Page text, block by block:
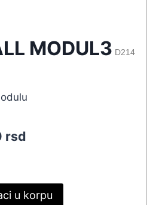
MODUL3 D214
rsd.
rsd
199,00 rsd.
u korpu